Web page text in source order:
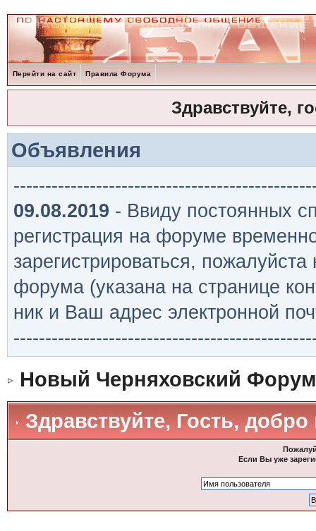
Перейти на сайт Правила Форума
Здравствуйте,
Объявления
09.08.2019 - Ввиду постоянных
регистрация на форуме
зарегистрироваться,
форума (указана на странице
ник и Ваш адрес электронной
Новый Черняховский Форум
Здравствуйте, Гость,
Если Вы уже